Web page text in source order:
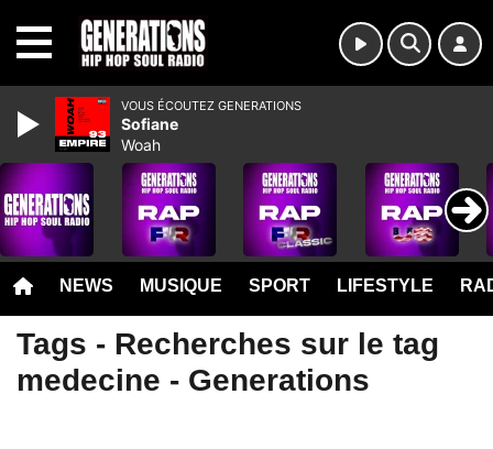
NEWS MUSIQUE SPORT LIFESTYLE
Tags - Recherches sur le tag
medecine - Generations
VOUS ÉCOUTEZ GENERATIONS
Sofiane
Woah